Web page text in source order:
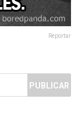
Reportar
PUBLICAR